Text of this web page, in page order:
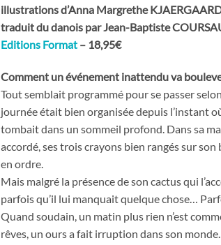
illustrations d’Anna Margrethe
traduit du danois par Jean-Baptiste
Editions Format – 18,95€
Comment un événement inattendu va
Tout semblait programmé pour se passer
journée était bien organisée depuis l’instant
tombait dans un sommeil profond. Dans sa
accordé, ses trois crayons bien rangés sur
en ordre.
Mais malgré la présence de son cactus qui
parfois qu’il lui manquait quelque chose…
Quand soudain, un matin plus rien n’est
rêves, un ours a fait irruption dans son